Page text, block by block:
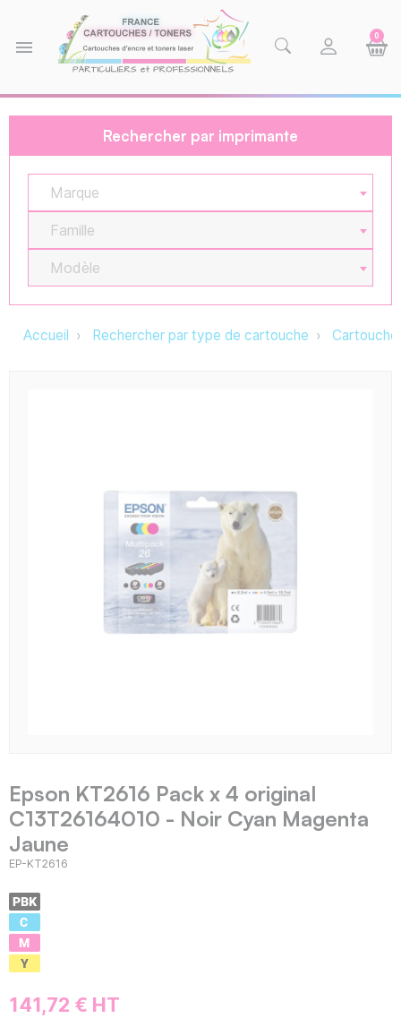
menu
0
Rechercher par imprimante
Marque
Famille
Modèle
Accueil Rechercher par type de cartouche
Epson KT2616 Pack x 4 original
C13T26164010 - Noir Cyan Magenta
Jaune
EP-KT2616
141,72 € HT